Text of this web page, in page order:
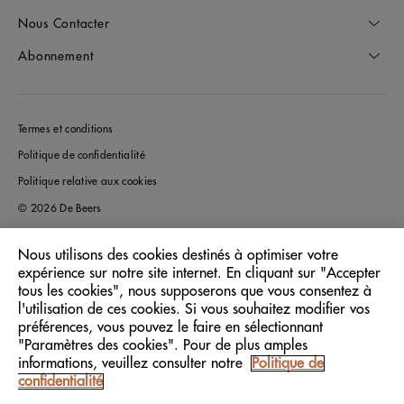
Nous Contacter
Abonnement
Termes et conditions
Politique de confidentialité
Politique relative aux cookies
© 2026 De Beers
Langue: Français
Nous utilisons des cookies destinés à optimiser votre
expérience sur notre site internet. En cliquant sur "Accepter
tous les cookies", nous supposerons que vous consentez à
l'utilisation de ces cookies. Si vous souhaitez modifier vos
préférences, vous pouvez le faire en sélectionnant
"Paramètres des cookies". Pour de plus amples
informations, veuillez consulter notre
Politique de
confidentialité